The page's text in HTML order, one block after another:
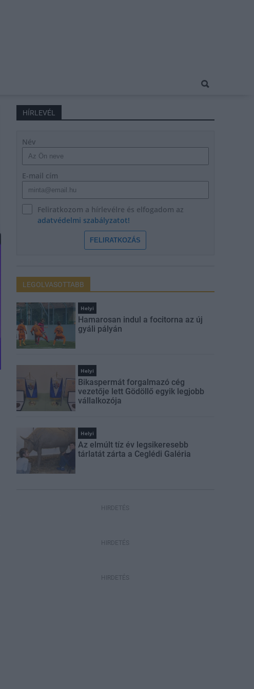
HÍRLEVÉL
Név
E-mail cím
Feliratkozom a hírlevélre és elfogadom az
adatvédelmi szabályzatot!
FELIRATKOZÁS
LEGOLVASOTTABB
Helyi
Hamarosan indul a focitorna az új
gyáli pályán
Helyi
Bikaspermát forgalmazó cég
vezetője lett Gödöllő egyik legjobb
vállalkozója
Helyi
Az elmúlt tíz év legsikeresebb
tárlatát zárta a Ceglédi Galéria
HIRDETÉS
HIRDETÉS
HIRDETÉS